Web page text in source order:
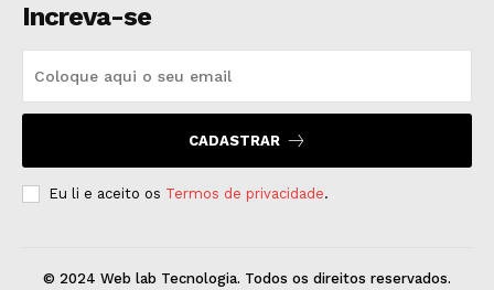
Increva-se
CADASTRAR
Eu li e aceito os Termos de privacidade.
© 2024 Web lab Tecnologia. Todos os direitos reservados.